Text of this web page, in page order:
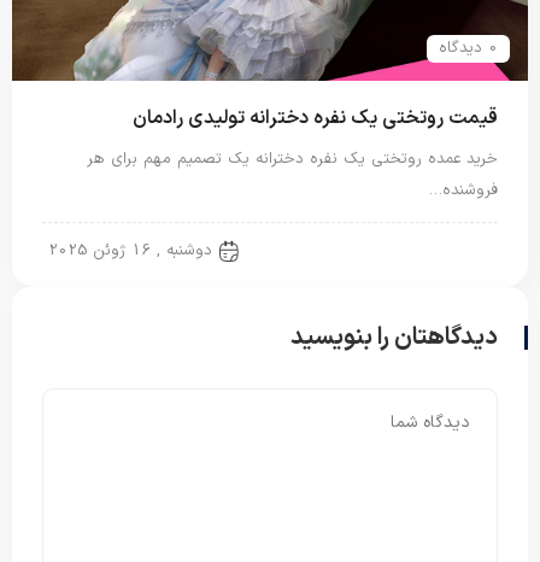
0 دیدگاه
قیمت روتختی یک نفره دخترانه تولیدی رادمان
خرید عمده روتختی یک نفره دخترانه یک تصمیم مهم برای هر
فروشنده…
دوشنبه , 16 ژوئن 2025
دیدگاهتان را بنویسید